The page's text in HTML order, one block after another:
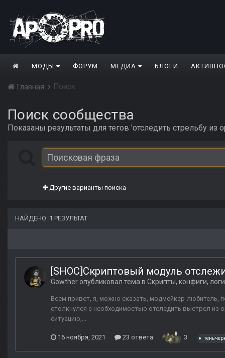
МОДЫ ФОРУМ МЕДИА БЛОГИ
Главная Поиск
Поиск сообщества
Показаны результаты для тегов 'отследить стрельбу из
Другие варианты поиска
НАЙДЕНО: 1 РЕЗУЛЬТАТ
[SHOC]Скриптовый модуль
Gowther опубликовал тема в Скрипты, конфиги,
Всем привет, я, можно сказать, модмейкер-
столкнулся с необходимостью отследить выстрел из
ситуацию,...
16 ноября, 2021 23 ответа 3 тень